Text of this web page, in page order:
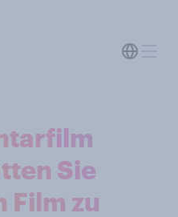
Sie
Film zu